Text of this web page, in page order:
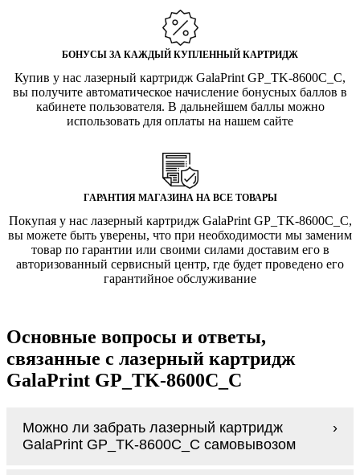
БОНУСЫ ЗА КАЖДЫЙ КУПЛЕННЫЙ КАРТРИДЖ
Купив у нас лазерный картридж GalaPrint GP_TK-8600С_C,
вы получите автоматическое начисление бонусных баллов в
кабинете пользователя. В дальнейшем баллы можно
использовать для оплаты на нашем сайте
ГАРАНТИЯ МАГАЗИНА НА ВСЕ ТОВАРЫ
Покупая у нас лазерный картридж GalaPrint GP_TK-8600С_C,
вы можете быть уверены, что при необходимости мы заменим
товар по гарантии или своими силами доставим его в
авторизованный сервисный центр, где будет проведено его
гарантийное обслуживание
Основные вопросы и ответы,
связанные с лазерный картридж
GalaPrint GP_TK-8600С_C
Можно ли забрать лазерный картридж
GalaPrint GP_TK-8600С_C самовывозом